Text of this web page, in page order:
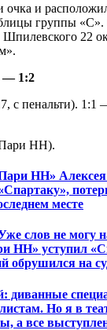
и
группы
22
— 1:2
с пенальти). 1:1
НН).
НН»
месте
слов не могу
НН» уступил
обрушился на
диванные
Но я в
а все